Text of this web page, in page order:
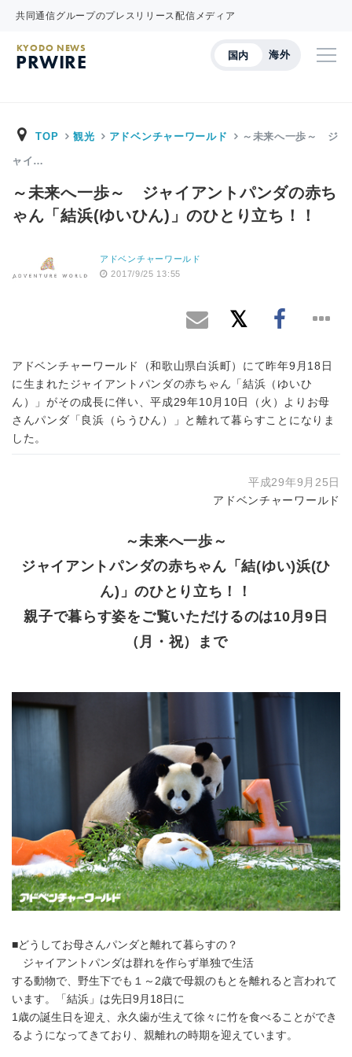
共同通信グループのプレスリリース配信メディア
国内 海外
KYODO NEWS
PRWIRE
TOP 観光 アドベンチャーワールド ～未来へ一歩～ ジ
ャイ…
～未来へ一歩～ ジャイアントパンダの赤ち
ゃん「結浜(ゆいひん)」のひとり立ち！！
アドベンチャーワールド
2017/9/25 13:55
アドベンチャーワールド（和歌山県白浜町）にて昨年9月18日
に生まれたジャイアントパンダの赤ちゃん「結浜（ゆいひ
ん）」がその成長に伴い、平成29年10月10日（火）よりお母
さんパンダ「良浜（らうひん）」と離れて暮らすことになりま
した。
平成29年9月25日
アドベンチャーワールド
～未来へ一歩～
ジャイアントパンダの赤ちゃん「結(ゆい)浜(ひ
ん)」のひとり立ち！！
親子で暮らす姿をご覧いただけるのは10月9日
（月・祝）まで
■どうしてお母さんパンダと離れて暮らすの？
ジャイアントパンダは群れを作らず単独で生活
する動物で、野生下でも１～2歳で母親のもとを離れると言われて
います。「結浜」は先日9月18日に
1歳の誕生日を迎え、永久歯が生えて徐々に竹を食べることができ
るようになってきており、親離れの時期を迎えています。